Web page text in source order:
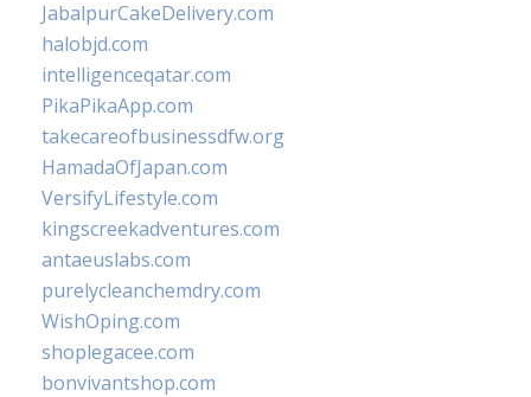
JabalpurCakeDelivery.com
halobjd.com
intelligenceqatar.com
PikaPikaApp.com
takecareofbusinessdfw.org
HamadaOfJapan.com
VersifyLifestyle.com
kingscreekadventures.com
antaeuslabs.com
purelycleanchemdry.com
WishOping.com
shoplegacee.com
bonvivantshop.com